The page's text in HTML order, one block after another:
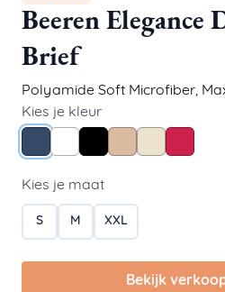
Beeren Elegance
Brief
Polyamide Soft Microfiber,
Kies je kleur
Kies je maat
S M XXL
Bekijk